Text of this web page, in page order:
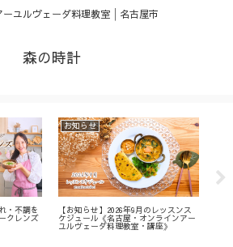
ーユルヴェーダ料理教室│名古屋市
森の時計
・不調を
クレンズ
お知らせ
【お知らせ】2026年9月のレッスンス
ケジュール《名古屋・オンラインアー
ユルヴェーダ料理教室・講座》